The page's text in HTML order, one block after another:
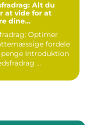
Alt du
at vide for at
dine
Optimer
fordele
til månedsfradrag ...